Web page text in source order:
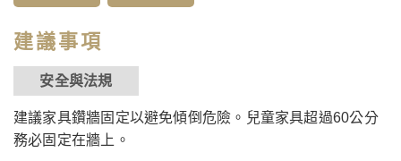
建議事項
安全與法規
建議家具鑽牆固定以避免傾倒危險。兒童家具超過60公分
務必固定在牆上。